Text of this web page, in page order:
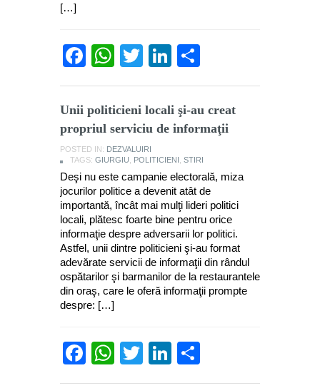
[…]
Facebook
WhatsApp
TwitterLinkedIn
Unii politicieni locali şi-au creat
propriul serviciu de informaţii
POSTED IN: DEZVALUIRI
TAGS: GIURGIU POLITICIENI STIRI
Deşi nu este campanie electorală, miza
jocurilor politice a devenit atât de
importantă, încât mai mulţi lideri politici
locali, plătesc foarte bine pentru orice
informaţie despre adversarii lor politici.
Astfel, unii dintre politicieni şi-au format
adevărate servicii de informaţii din rândul
ospătarilor şi barmanilor de la restaurantele
din oraş, care le oferă informaţii prompte
despre: […]
Facebook
WhatsApp
TwitterLinkedIn